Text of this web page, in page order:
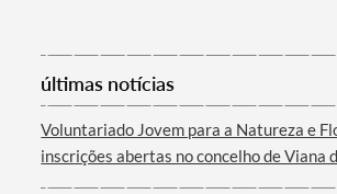
Categorias gerais
últimas notícias
Voluntariado Jovem para a Natureza e
inscrições abertas no concelho de Viana